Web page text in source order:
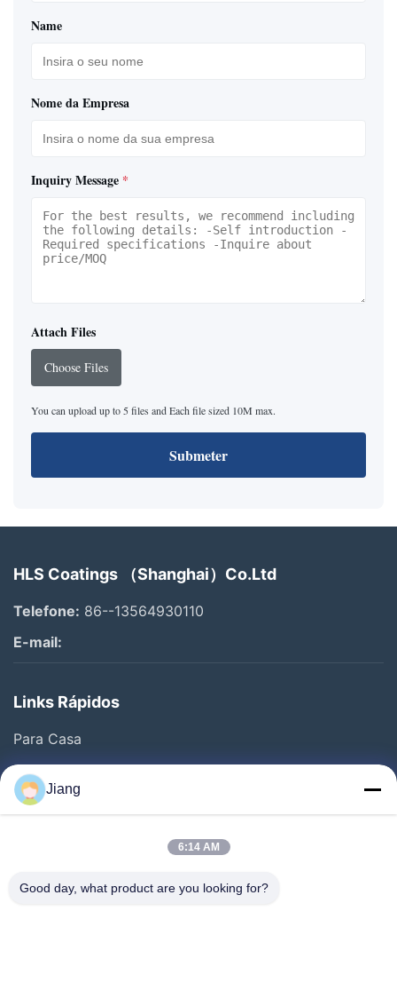
Name
Nome da Empresa
Inquiry Message *
Attach Files
Choose Files
You can upload up to 5 files and Each file sized 10M max.
Submeter
HLS Coatings （Shanghai）Co.Ltd
Telefone: 86--13564930110
E-mail:
Links Rápidos
Para Casa
Produtos
Vídeos
Visita À Fábrica
Jiang
6:14 AM
Good day, what product are you looking for?